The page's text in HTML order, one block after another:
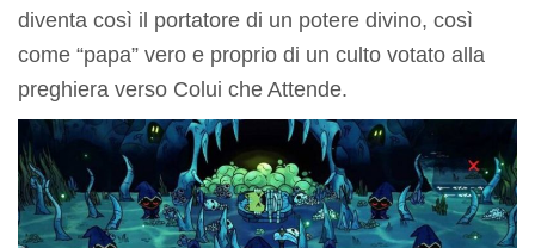
diventa così il portatore di un potere divino, così
come “papa” vero e proprio di un culto votato alla
preghiera verso Colui che Attende.